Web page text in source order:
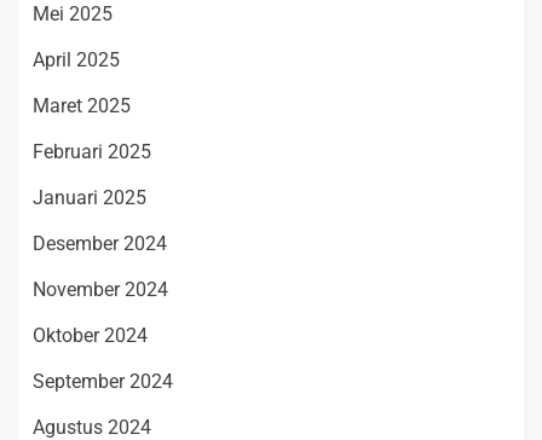
Mei 2025
April 2025
Maret 2025
Februari 2025
Januari 2025
Desember 2024
November 2024
Oktober 2024
September 2024
Agustus 2024